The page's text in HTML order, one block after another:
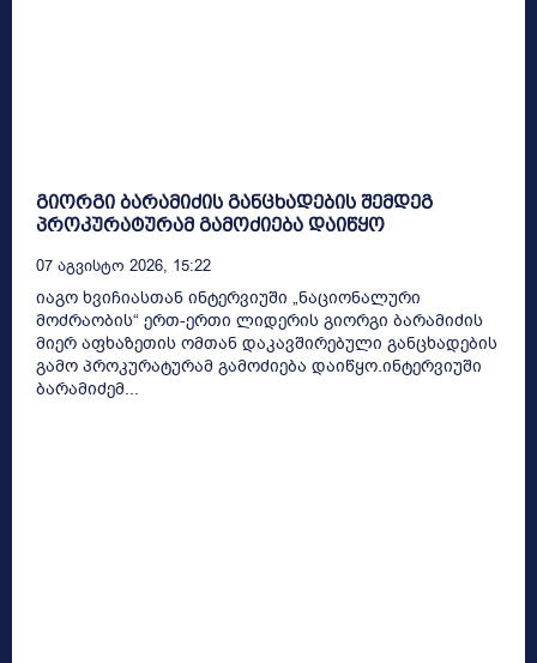
გიორგი ბარამიძის განცხადების შემდეგ
პროკურატურამ გამოძიება დაიწყო
07 Აგვისტო 2026, 15:22
იაგო ხვიჩიასთან ინტერვიუში „ნაციონალური
მოძრაობის“ ერთ-ერთი ლიდერის გიორგი ბარამიძის
მიერ აფხაზეთის ომთან დაკავშირებული განცხადების
გამო პროკურატურამ გამოძიება დაიწყო.ინტერვიუში
ბარამიძემ...